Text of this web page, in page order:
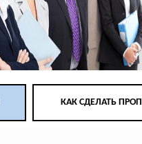
КАК СДЕЛАТЬ